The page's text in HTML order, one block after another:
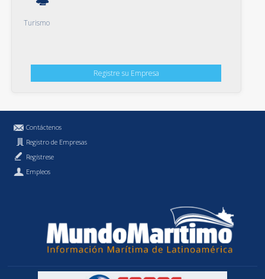
Turismo
Registre su Empresa
Contáctenos
Registro de Empresas
Regístrese
Empleos
Política de Privacidad